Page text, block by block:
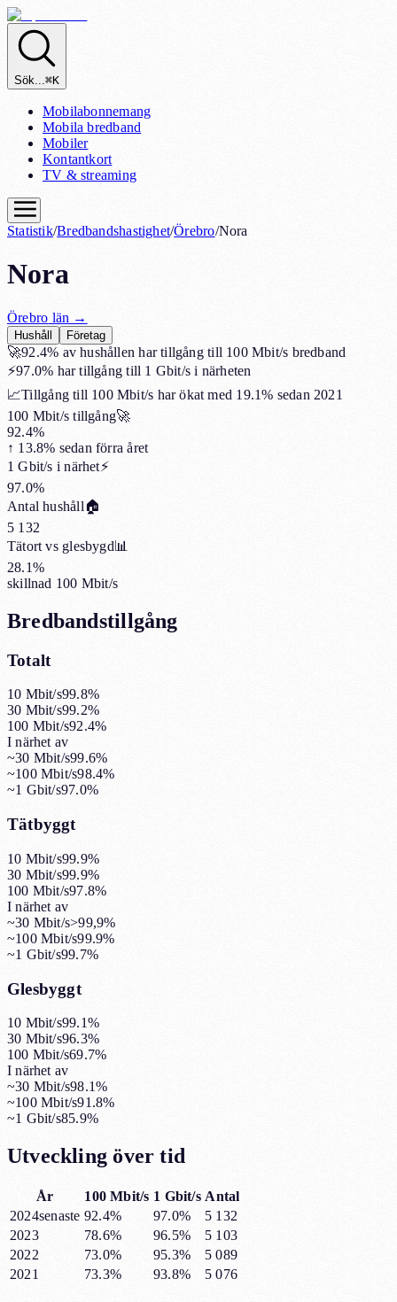
Sök...⌘K
Mobilabonnemang
Mobila bredband
Mobiler
Kontantkort
TV & streaming
Statistik/Bredbandshastighet/Örebro/Nora
Nora
Örebro län →
Hushåll Företag
🚀92.4% av hushållen har tillgång till 100 Mbit/s bredband
⚡97.0% har tillgång till 1 Gbit/s i närheten
📈Tillgång till 100 Mbit/s har ökat med 19.1% sedan 2021
100 Mbit/s tillgång🚀
92.4%
↑ 13.8% sedan förra året
1 Gbit/s i närhet⚡
97.0%
Antal hushåll🏠
5 132
Tätort vs glesbygd 📊
28.1%
skillnad 100 Mbit/s
Bredbandstillgång
Totalt
10 Mbit/s99.8%
30 Mbit/s99.2%
100 Mbit/s92.4%
I närhet av
~30 Mbit/s99.6%
~100 Mbit/s98.4%
~1 Gbit/s97.0%
Tätbyggt
10 Mbit/s99.9%
30 Mbit/s99.9%
100 Mbit/s97.8%
I närhet av
~30 Mbit/s>99,9%
~100 Mbit/s99.9%
~1 Gbit/s99.7%
Glesbyggt
10 Mbit/s99.1%
30 Mbit/s96.3%
100 Mbit/s69.7%
I närhet av
~30 Mbit/s98.1%
~100 Mbit/s91.8%
~1 Gbit/s85.9%
Utveckling över tid
År 100 Mbit/s 1 Gbit/s Antal
2024senaste 92.4% 97.0%
5 132
2023
78.6% 96.5%
5 103
2022
73.0% 95.3%
5 089
2021
73.3% 93.8% 5 076